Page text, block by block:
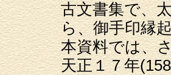
古文書集で、
ら、御手印縁
本資料では、
天正１７年